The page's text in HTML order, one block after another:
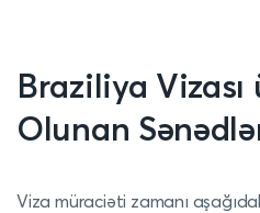
Braziliya Vizası
Olunan
Viza müraciəti zamanı